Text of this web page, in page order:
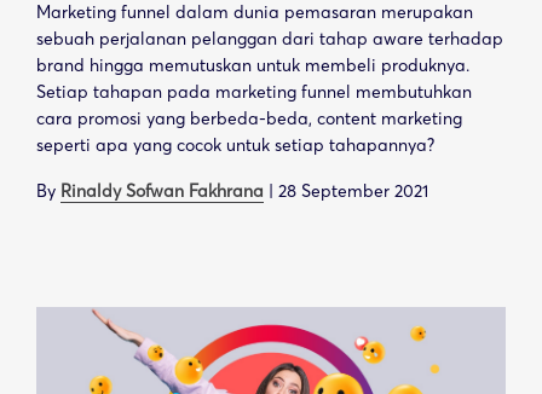
Marketing funnel dalam dunia pemasaran merupakan
sebuah perjalanan pelanggan dari tahap aware terhadap
brand hingga memutuskan untuk membeli produknya.
Setiap tahapan pada marketing funnel membutuhkan
cara promosi yang berbeda-beda, content marketing
seperti apa yang cocok untuk setiap tahapannya?
By Rinaldy Sofwan Fakhrana | 28 September 2021